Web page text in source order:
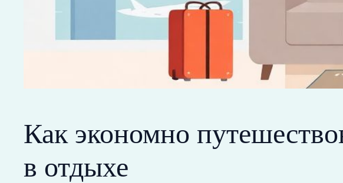
Как экономно
в отдыхе